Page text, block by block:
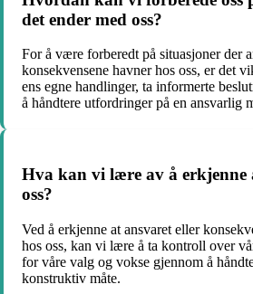
det ender med oss?
For å være forberedt på situasjoner der
konsekvensene havner hos oss, er det
ens egne handlinger, ta informerte
å håndtere utfordringer på en ansvarlig
Hva kan vi lære av å erkjenne
oss?
Ved å erkjenne at ansvaret eller
hos oss, kan vi lære å ta kontroll over
for våre valg og vokse gjennom å
konstruktiv måte.